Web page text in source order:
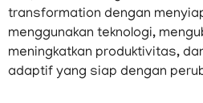
transformation dengan
menggunakan teknologi,
meningkatkan produktivitas,
adaptif yang siap dengan